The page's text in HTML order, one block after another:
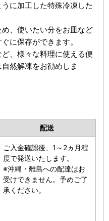
に加工した特殊冷凍した
、使いたい分をお皿など
に保存ができます。
、様々な料理に使える便
然解凍をお勧めしま
配送
ご入金確認後、1～2ヵ月程
度で発送いたします。
※沖縄・離島への配達はお
受けできません。予めご了
承ください。